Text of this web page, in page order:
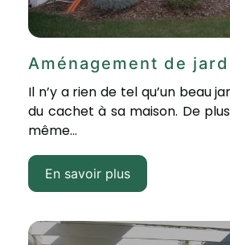
Aménagement de
Il n’y a rien de tel qu’un beau
du cachet à sa maison. De
même...
En savoir plus